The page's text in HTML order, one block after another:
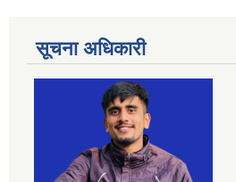
सूचना अधिकारी